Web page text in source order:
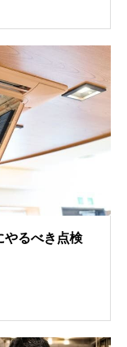
やるべき点検